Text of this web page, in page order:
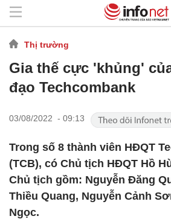
Thị trường
Gia thế cực 'khủng'
đạo Techcombank
03/08/2022 - 09:13
Trong số 8 thành viên HĐQT
(TCB), có Chủ tịch HĐQT Hồ
Chủ tịch gồm: Nguyễn Đăng
Thiều Quang, Nguyễn Cảnh
Ngọc.